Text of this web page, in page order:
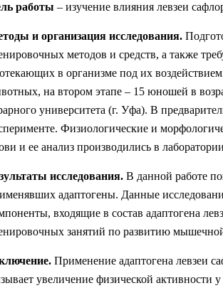
работы – изучение влияния левзеи
и организация исследования.
методов и средств, а также
в организме под их
на втором этапе – 15 юношей в
университета (г. Уфа). В
Физиологические и
и ее анализ производились в
исследования. В данной работе
адаптогены. Данные
входящие в состав адаптогена
занятий по развитию
Применение адаптогена левзеи
увеличение физической